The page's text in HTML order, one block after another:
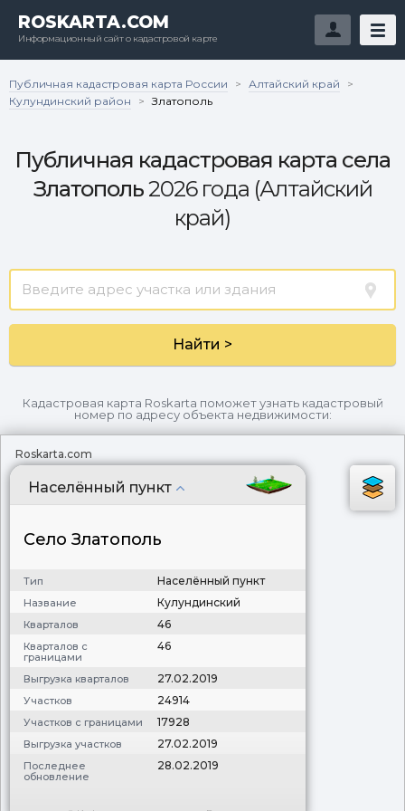
ROSKARTA.COM
Информационный сайт о кадастровой карте
Публичная кадастровая карта России > Алтайский край
>
Кулундинский район
> Златополь
Публичная кадастровая карта села
Златополь2026 года (Алтайский
край)
Найти >
Кадастровая карта Roskarta поможет узнать кадастровый
номер по адресу объекта недвижимости:
Roskarta.com
Населённый пункт
Село Златополь
Тип Населённый пункт
Название Кулундинский
Кварталов 46
Кварталов с
границами
46
Выгрузка кварталов 27.02.2019
Участков 24914
Участков с границами 17928
Выгрузка участков 27.02.2019
Последнее
обновление
28.02.2019